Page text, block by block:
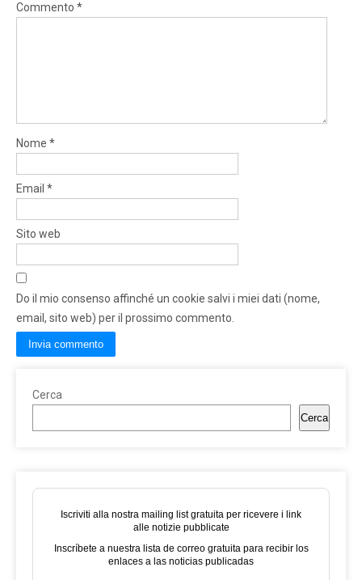
Commento *
Nome *
Email *
Sito web
Do il mio consenso affinché un cookie salvi i miei dati (nome,
email, sito web) per il prossimo commento.
Cerca
Cerca
Iscriviti alla nostra mailing list gratuita per ricevere i link
alle notizie pubblicate
Inscríbete a nuestra lista de correo gratuita para recibir los
enlaces a las noticias publicadas